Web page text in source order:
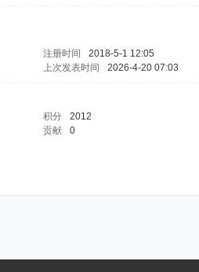
注册时间 2018-5-1 12:05
上次发表时间 2026-4-20 07:03
积分 2012
贡献 0